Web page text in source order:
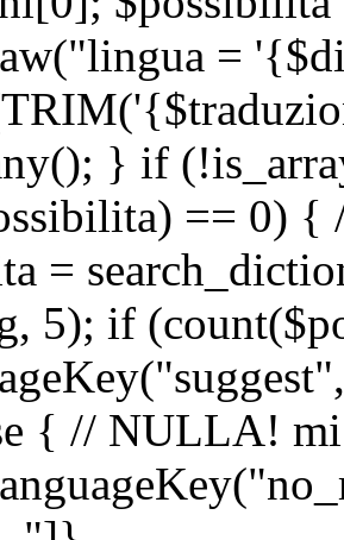
=
} if
== 0) {
=
5); if
{ // NULLA! mi